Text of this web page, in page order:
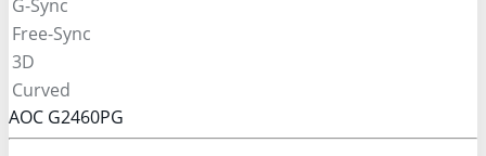
G-Sync
Free-Sync
3D
Curved
AOC G2460PG